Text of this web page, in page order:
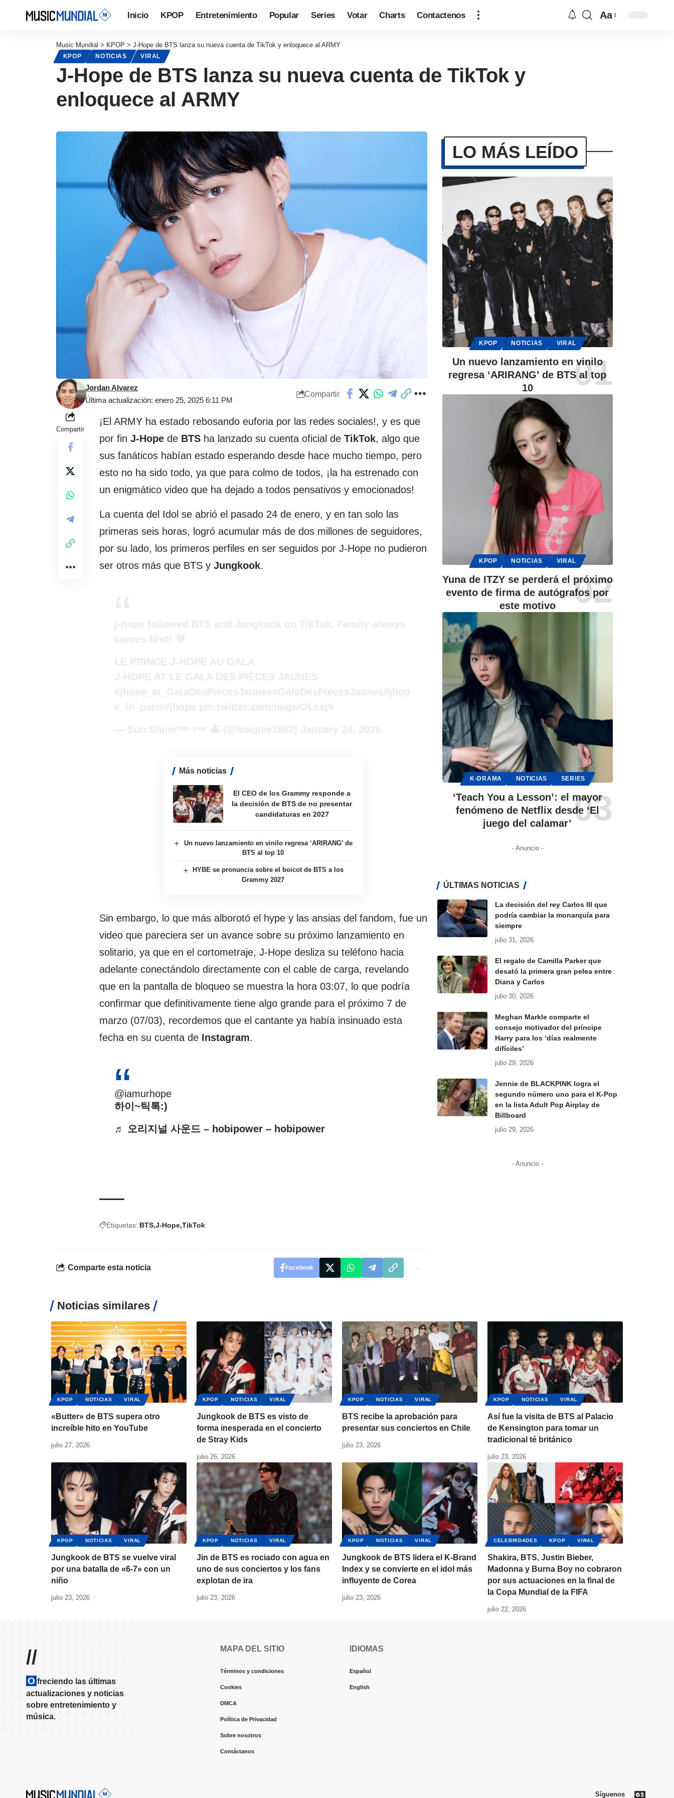
Inicio KPOP Entretenimiento Popular Series Votar Charts Contactenos Aa
Music Mundial > KPOP > J-Hope de BTS lanza su nueva cuenta de TikTok y enloquece al ARMY
KPOP NOTICIAS VIRAL
J-Hope de BTS lanza su nueva cuenta de TikTok y
enloquece al ARMY
Última actualización: enero 25, 2025 6:11 PM
Jordan Alvarez
Compartir
Compartir
¡El ARMY ha estado rebosando euforia por las redes sociales!, y es que
por fin J-Hope de BTS ha lanzado su cuenta oficial de TikTok, algo que
sus fanáticos habían estado esperando desde hace mucho tiempo, pero
esto no ha sido todo, ya que para colmo de todos, ¡la ha estrenado con
un enigmático video que ha dejado a todos pensativos y emocionados!
La cuenta del Idol se abrió el pasado 24 de enero, y en tan solo las
primeras seis horas, logró acumular más de dos millones de seguidores,
por su lado, los primeros perfiles en ser seguidos por J-Hope no pudieron
ser otros más que BTS y Jungkook.
Más noticias
El CEO de los Grammy responde a
la decisión de BTS de no presentar
candidaturas en 2027
Un nuevo lanzamiento en vinilo regresa ‘ARIRANG’ de
BTS al top 10
HYBE se pronuncia sobre el boicot de BTS a los
Grammy 2027
Sin embargo, lo que más alborotó el hype y las ansias del fandom, fue un
video que pareciera ser un avance sobre su próximo lanzamiento en
solitario, ya que en el cortometraje, J-Hope desliza su teléfono hacia
adelante conectándolo directamente con el cable de carga, revelando
que en la pantalla de bloqueo se muestra la hora 03:07, lo que podría
confirmar que definitivamente tiene algo grande para el próximo 7 de
marzo (07/03), recordemos que el cantante ya había insinuado esta
fecha en su cuenta de Instagram.
@iamurhope
하이~틱톡:)
♬ 오리지널 사운드 – hobipower – hobipower
Etiquetas: BTS J-Hope TikTok
Comparte esta noticia Facebook
LO MÁS LEÍDO
KPOP NOTICIAS VIRAL
Un nuevo lanzamiento en vinilo
regresa ‘ARIRANG’ de BTS al top
10
KPOP NOTICIAS VIRAL
Yuna de ITZY se perderá el próximo
evento de firma de autógrafos por
este motivo
K-DRAMA NOTICIAS SERIES
‘Teach You a Lesson’: el mayor
fenómeno de Netflix desde ‘El
juego del calamar’
- Anuncio -
ÚLTIMAS NOTICIAS
La decisión del rey Carlos III que
podría cambiar la monarquía para
siempre
julio 31, 2026
El regalo de Camilla Parker que
desató la primera gran pelea entre
Diana y Carlos
julio 30, 2026
Meghan Markle comparte el
consejo motivador del príncipe
Harry para los ‘días realmente
difíciles’
julio 29, 2026
Jennie de BLACKPINK logra el
segundo número uno para el K-Pop
en la lista Adult Pop Airplay de
Billboard
julio 29, 2026
- Anuncio -
Noticias similares
KPOP NOTICIAS VIRAL
«Butter» de BTS supera otro
increíble hito en YouTube
julio 27, 2026
KPOP NOTICIAS VIRAL
Jungkook de BTS es visto de
forma inesperada en el concierto
de Stray Kids
julio 26, 2026
KPOP NOTICIAS VIRAL
BTS recibe la aprobación para
presentar sus conciertos en Chile
julio 23, 2026
KPOP NOTICIAS VIRAL
Así fue la visita de BTS al Palacio
de Kensington para tomar un
tradicional té británico
julio 23, 2026
KPOP NOTICIAS VIRAL
Jungkook de BTS se vuelve viral
por una batalla de «6-7» con un
niño
julio 23, 2026
KPOP NOTICIAS VIRAL
Jin de BTS es rociado con agua en
uno de sus conciertos y los fans
explotan de ira
julio 23, 2026
KPOP NOTICIAS VIRAL
Jungkook de BTS lidera el K-Brand
Index y se convierte en el idol más
influyente de Corea
julio 23, 2026
CELEBRIDADES KPOP VIRAL
Shakira, BTS, Justin Bieber,
Madonna y Burna Boy no cobraron
por sus actuaciones en la final de
la Copa Mundial de la FIFA
julio 22, 2026
//
O freciendo las últimas
actualizaciones y noticias
sobre entretenimiento y
música.
MAPA DEL SITIO
Términos y condiciones
Cookies
DMCA
Política de Privacidad
Sobre nosotros
Contáctanos
IDIOMAS
Español
English
Síguenos